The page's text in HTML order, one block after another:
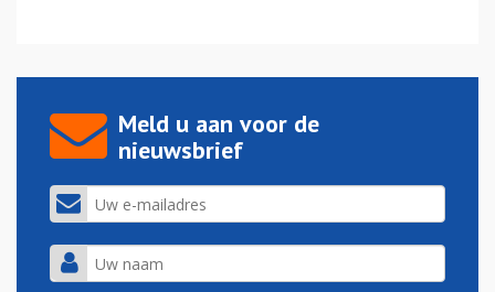
Meld u aan voor de
nieuwsbrief